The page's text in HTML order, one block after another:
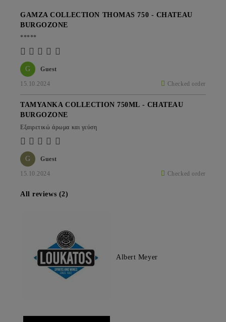
G Guest
15.10.2024 Checked order
GAMZA COLLECTION THOMAS 750 - CHATEAU
BURGOZONE
*****
G Guest
15.10.2024 Checked order
TAMYANKA COLLECTION 750ML - CHATEAU
BURGOZONE
Εξαιρετικώ άρωμα και γεύση
All reviews (2)
Albert Meyer